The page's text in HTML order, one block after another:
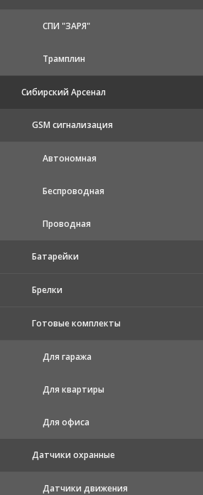
СПИ "ЗАРЯ"
Трамплин
Сибирский Арсенал
GSM сигнализация
Автономная
Беспроводная
Проводная
Батарейки
Брелки
Готовые комплекты
Для гаража
Для квартиры
Для офиса
Датчики охранные
Датчики движения